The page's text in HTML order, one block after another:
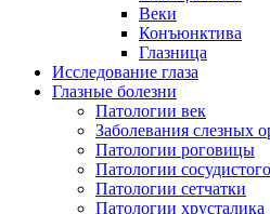
Веки
Конъюнктива
Глазница
Исследование глаза
Глазные болезни
Патологии век
Заболевания слезных
Патологии роговицы
Патологии
Патологии сетчатки
Патологии хрусталика